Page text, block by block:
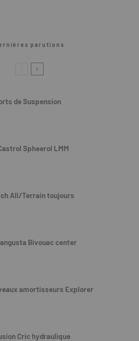
parutions
de Suspension
Spheerol LMM
All/Terrain toujours
Bivouac center
amortisseurs Explorer
Cric hydraulique